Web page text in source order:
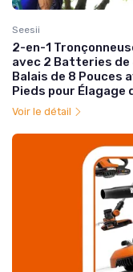
Seesii
2-en-1
avec 2 Batteries de
Balais de 8 Pouces
Pieds pour Élagage
Voir le détail